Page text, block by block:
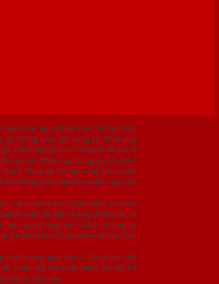
màu sắc sẽ không được đồng nhất.
thông hoặc gỗ cứng tại Nhà máy
công nghiệp HDF Veneer là giá rẻ
sự sai khác này. Hàng giá rẻ chỉ ở
nhập về thì màu sắc trên cánh
hàng lựa chọn sản phẩm này cần
sau khi xác nhận xong yêu cầu
toán đủ tiền hàng chúng tôi sẽ
phí giao hàng lần 2 khách hàng tự
thi công khách va chạm làm hư hại
liền trong ngày bởi vì cửa chưa biết
chậm trễ khi giao hàng. Do đó bộ
tôi đều này.